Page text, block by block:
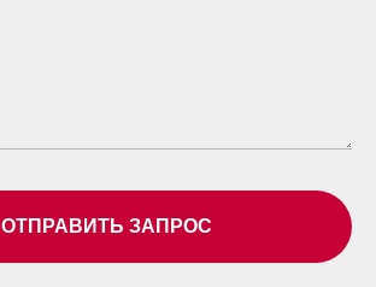
ОТПРАВИТЬ ЗАПРОС